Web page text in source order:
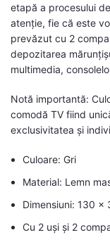
etapă a procesului
atenție, fie că este
prevăzut cu 2
depozitarea
multimedia,
Notă importantă:
comodă TV fiind
exclusivitatea și
Culoare: Gri
Material: Lemn
Dimensiuni: 130
Cu 2 uși și 2